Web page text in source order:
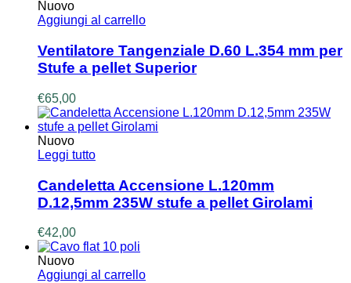
Nuovo
Aggiungi al carrello
Ventilatore Tangenziale D.60 L.354 mm per
Stufe a pellet Superior
€65,00
Nuovo
Leggi tutto
Candeletta Accensione L.120mm
D.12,5mm 235W stufe a pellet Girolami
€42,00
Nuovo
Aggiungi al carrello